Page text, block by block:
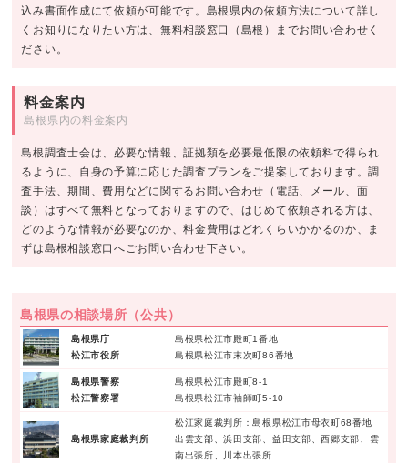
込み書面作成にて依頼が可能です。島根県内の依頼方法について詳し
くお知りになりたい方は、無料相談窓口（島根）までお問い合わせく
ださい。
料金案内
島根県内の料金案内
島根調査士会は、必要な情報、証拠類を必要最低限の依頼料で得られ
るように、自身の予算に応じた調査プランをご提案しております。調
査手法、期間、費用などに関するお問い合わせ（電話、メール、面
談）はすべて無料となっておりますので、はじめて依頼される方は、
どのような情報が必要なのか、料金費用はどれくらいかかるのか、ま
ずは島根相談窓口へごお問い合わせ下さい。
島根県の相談場所（公共）
島根県庁
松江市役所
島根県松江市殿町1番地
島根県松江市末次町86番地
島根県警察
松江警察署
島根県松江市殿町8-1
島根県松江市袖師町5-10
島根県家庭裁判所
松江家庭裁判所：島根県松江市母衣町68番地
出雲支部、浜田支部、益田支部、西郷支部、雲
南出張所、川本出張所